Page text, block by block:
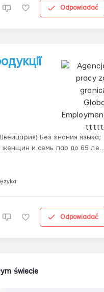
Odpowiadać
Без знания языка;
женщин и семь пар до 65 лет.
Odpowiadać
świecie